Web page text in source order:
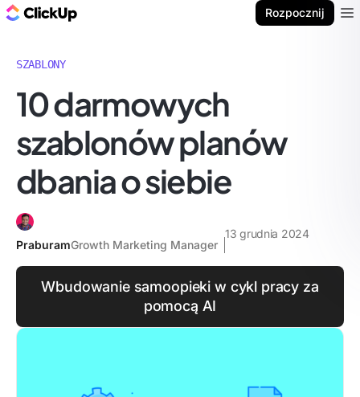
Rozpocznij
SZABLONY
10 darmowych
szablonów planów
dbania o siebie
PraburamGrowth Marketing Manager
13 grudnia 2024
Wbudowanie samoopieki w cykl pracy za
pomocą AI